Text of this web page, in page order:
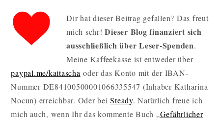
Dir hat dieser Beitrag gefallen? Das freut
mich sehr!Dieser Blog finanziert sich
ausschließlich über Leser-Spenden.
Meine Kaffeekasse ist entweder über
paypal.me/kattascha oder das Konto mit der IBAN-
Nummer DE84100500001066335547 (Inhaber Katharina
Nocun) erreichbar. Oder beiSteady. Natürlich freue ich
mich auch, wenn Ihr das kommente Buch „Gefährlicher